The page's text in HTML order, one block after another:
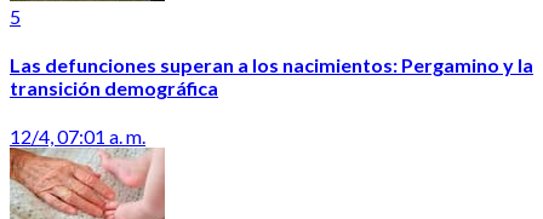
5
Las defunciones superan a los nacimientos: Pergamino y la
transición demográfica
12/4, 07:01 a. m.